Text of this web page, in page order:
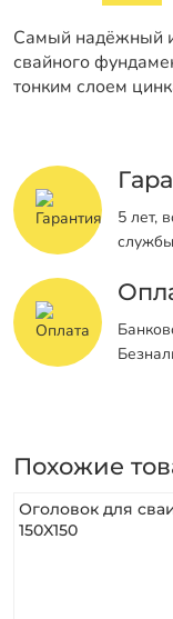
Самый надёжный
свайного
тонким слоем
5 лет,
Похожие
Оголовок для
150X150